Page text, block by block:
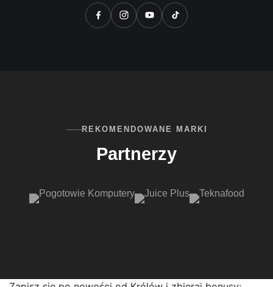
REKOMENDOWANE MARKI
Partnerzy